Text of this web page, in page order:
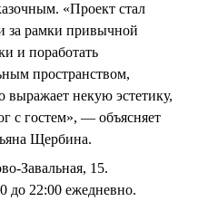
«Проект стал
за рамки привычной
и поработать
пространством,
выражает некую эстетику,
с гостем», — объясняет
Щербина.
Завальная, 15.
до 22:00 ежедневно.